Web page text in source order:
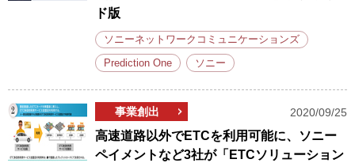
ド版
ソニーネットワークコミュニケーションズ
Prediction One ソニー
事業創出 2020/09/25
高速道路以外でETCを利用可能に、ソニー
ペイメントなど3社が「ETCソリューション